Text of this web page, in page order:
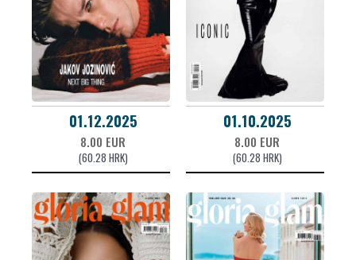
01.12.2025
8.00 EUR
(60.28 HRK)
01.10.2025
8.00 EUR
(60.28 HRK)